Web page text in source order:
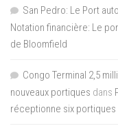
San Pedro: Le Port
Notation financière: Le
de Bloomfield
Congo Terminal 2,5
nouveaux portiques dans
réceptionne six